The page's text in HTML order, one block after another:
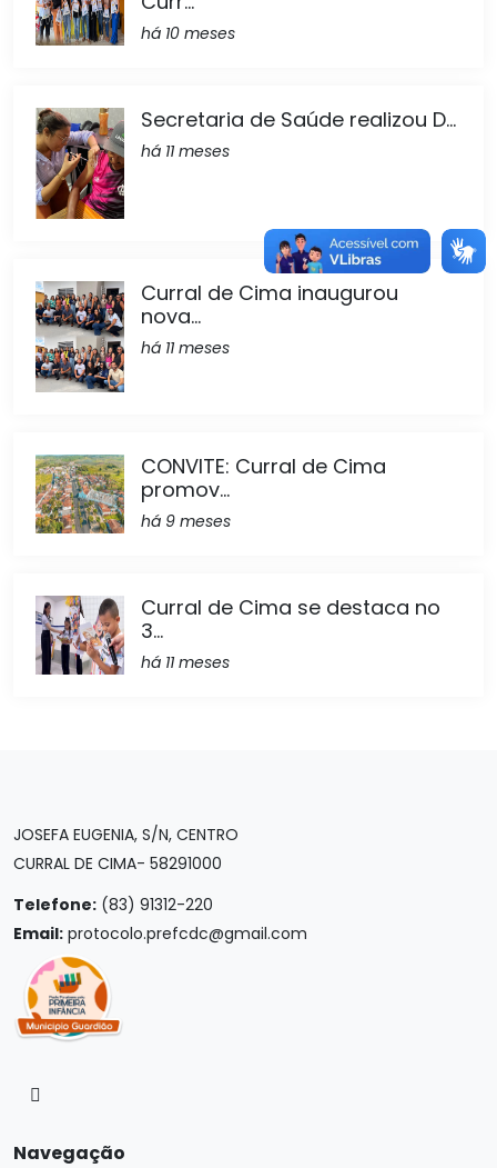
há 10 meses
Secretaria de Saúde realizou D...
há 11 meses
Curral de Cima inaugurou
nova...
há 11 meses
CONVITE: Curral de Cima
promov...
há 9 meses
Curral de Cima se destaca no
3...
há 11 meses
JOSEFA EUGENIA, S/N, CENTRO
CURRAL DE CIMA- 58291000
Telefone: (83) 91312-220
Email: protocolo.prefcdc@gmail.com
Navegação